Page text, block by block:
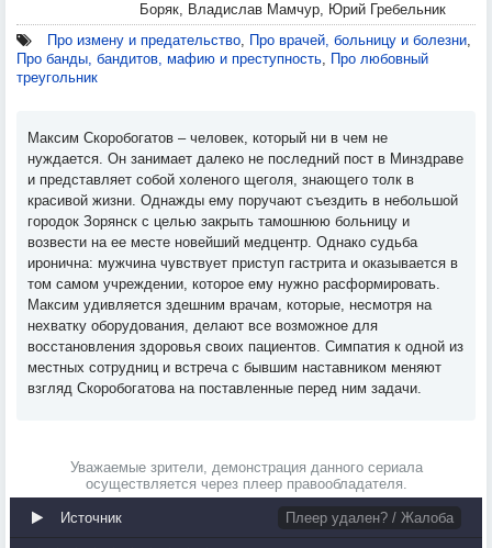
Боряк, Владислав Мамчур, Юрий Гребельник
Про измену и предательство, Про врачей, больницу и болезни,
Про банды, бандитов, мафию и преступность, Про любовный
треугольник
Максим Скоробогатов – человек, который ни в чем не
нуждается. Он занимает далеко не последний пост в Минздраве
и представляет собой холеного щеголя, знающего толк в
красивой жизни. Однажды ему поручают съездить в небольшой
городок Зорянск с целью закрыть тамошнюю больницу и
возвести на ее месте новейший медцентр. Однако судьба
иронична: мужчина чувствует приступ гастрита и оказывается в
том самом учреждении, которое ему нужно расформировать.
Максим удивляется здешним врачам, которые, несмотря на
нехватку оборудования, делают все возможное для
восстановления здоровья своих пациентов. Симпатия к одной из
местных сотрудниц и встреча с бывшим наставником меняют
взгляд Скоробогатова на поставленные перед ним задачи.
Уважаемые зрители, демонстрация данного сериала
осуществляется через плеер правообладателя.
Источник Плеер удален? / Жалоба